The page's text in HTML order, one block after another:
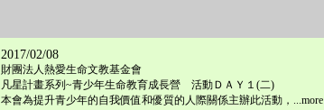
2017/02/08
財團法人熱愛生命文教基金會
凡星計畫系列~青少年生命教育成長營 活動ＤＡＹ１(二)
本會為提升青少年的自我價值和優質的人際關係主辦此活動，...more